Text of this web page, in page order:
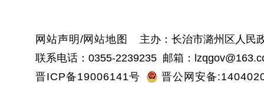
网站声明 /网站地图
主办：长治市潞州区人民
联系电话：0355-2239235 邮箱：
晋ICP备19006141号
晋公网安备